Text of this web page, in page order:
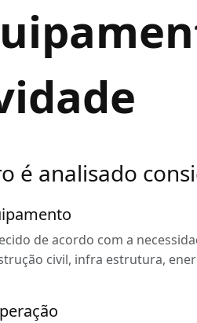
é analisado
de acordo com a
civil, infra estrutura,